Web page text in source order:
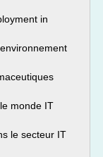
in
monde IT
le secteur IT